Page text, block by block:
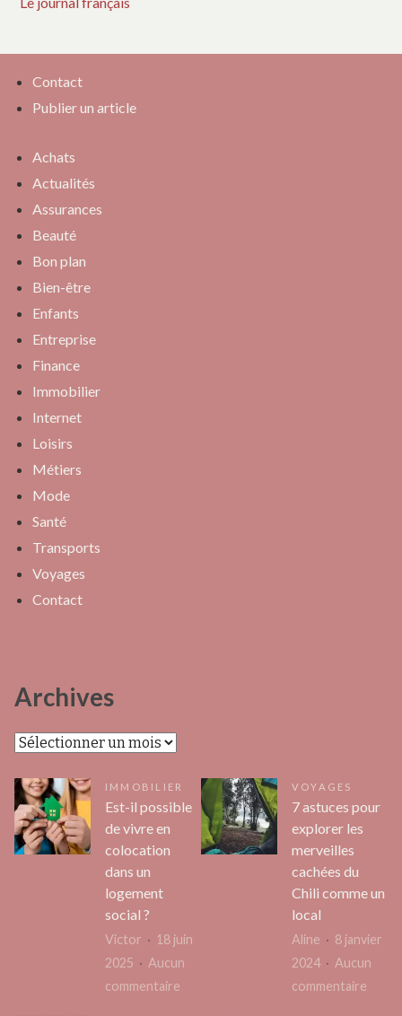
Contact
Publier un article
Achats
Actualités
Assurances
Beauté
Bon plan
Bien-être
Enfants
Entreprise
Finance
Immobilier
Internet
Loisirs
Métiers
Mode
Santé
Transports
Voyages
Contact
Archives
Archives
IMMOBILIER
Est-il possible
de vivre en
colocation
dans un
logement
social ?
Victor
18 juin
2025
Aucun
commentaire
VOYAGES
7 astuces pour
explorer les
merveilles
cachées du
Chili comme un
local
Aline
8 janvier
2024
Aucun
commentaire